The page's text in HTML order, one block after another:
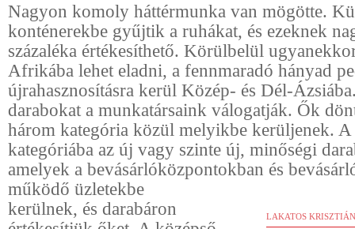
Nagyon komoly háttérmunka van mögötte.
konténerekbe gyűjtik a ruhákat, és ezeknek
százaléka értékesíthető. Körülbelül
Afrikába lehet eladni, a fennmaradó hányad
újrahasznosításra kerül Közép- és Dél-
darabokat a munkatársaink válogatják. Ők
három kategória közül melyikbe kerüljenek.
kategóriába az új vagy szinte új, minőségi
amelyek a bevásárlóközpontokban és
működő üzletekbe
LAKATOS KRISZTIÁN
kerülnek, és darabáron